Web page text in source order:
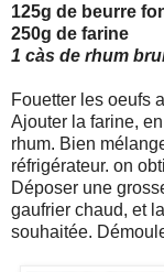
125g de beurre
250g de farine
1 càs de rhum
Fouetter les oeufs
Ajouter la farine,
rhum. Bien
réfrigérateur. on
Déposer une
gaufrier chaud, et
souhaitée.